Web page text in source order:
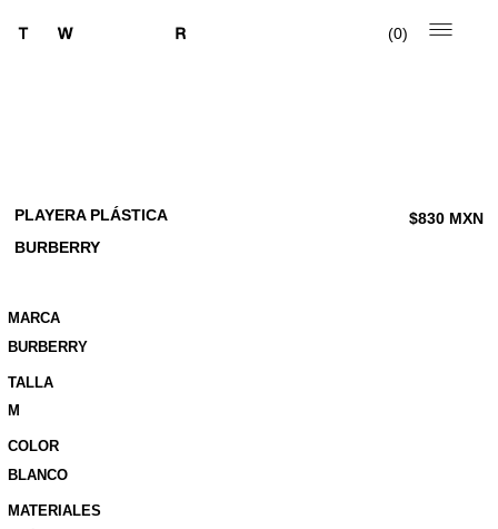
0
PLAYERA PLÁSTICA
BURBERRY
$830MXN
MARCA
BURBERRY
TALLA
M
COLOR
BLANCO
MATERIALES